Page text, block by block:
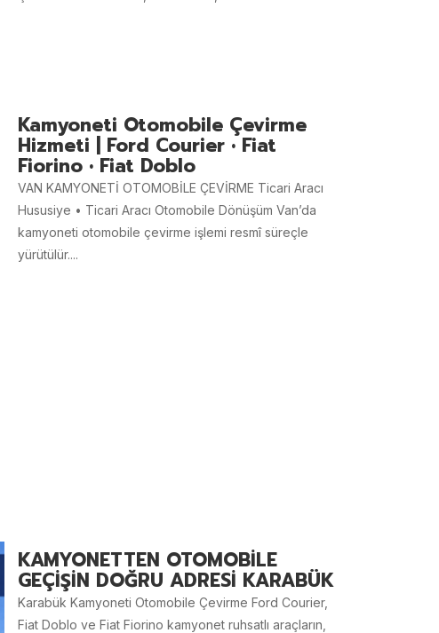
Kamyoneti Otomobile Çevirme
Hizmeti | Ford Courier • Fiat
Fiorino • Fiat Doblo
VAN KAMYONETİ OTOMOBİLE ÇEVİRME Ticari Aracı
Hususiye • Ticari Aracı Otomobile Dönüşüm Van’da
kamyoneti otomobile çevirme işlemi resmî süreçle
yürütülür....
KAMYONETTEN OTOMOBİLE
GEÇİŞİN DOĞRU ADRESİ KARABÜK
Karabük Kamyoneti Otomobile Çevirme Ford Courier,
Fiat Doblo ve Fiat Fiorino kamyonet ruhsatlı araçların,